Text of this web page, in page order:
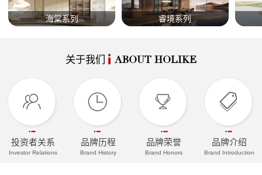
海棠系列 睿境系列
关于我们 ABOUT HOLIKE
投资者关系
Investor Relations
品牌历程
Brand History
品牌荣誉
Brand Honors
品牌介绍
Brand Introduction